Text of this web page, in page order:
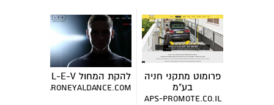
פרומוט מתקני חניה
בע"מ
aps-promote.co.il
להקת המחול L-E-V
www.sharoneyaldance.com